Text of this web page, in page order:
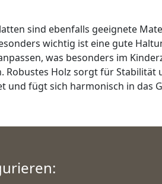
sind ebenfalls geeignete
wichtig ist eine gute
was besonders im
Holz sorgt für Stabilität
fügt sich harmonisch in das